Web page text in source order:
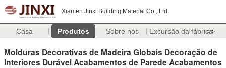
Xiamen Jinxi Building Material Co., Ltd.
Casa Produtos Sobre nós Excursão da fábrica
>>
Molduras Decorativas de Madeira Globais Decoração de
Interiores Durável Acabamentos de Parede Acabamentos